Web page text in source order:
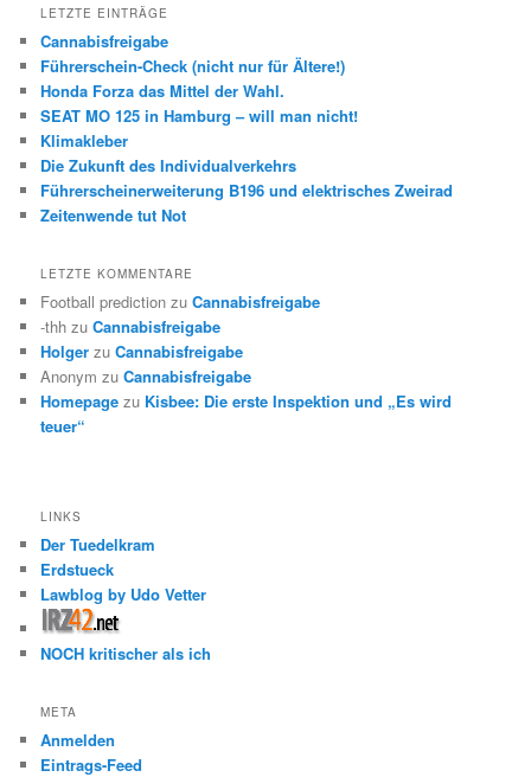
LETZTE EINTRÄGE
Cannabisfreigabe
Führerschein-Check (nicht nur für Ältere!)
Honda Forza das Mittel der Wahl.
SEAT MO 125 in Hamburg – will man nicht!
Klimakleber
Die Zukunft des Individualverkehrs
Führerscheinerweiterung B196 und elektrisches Zweirad
Zeitenwende tut Not
LETZTE KOMMENTARE
Football prediction zuCannabisfreigabe
-thh zuCannabisfreigabe
Holger zuCannabisfreigabe
Anonym zuCannabisfreigabe
Homepage zu Kisbee: Die erste Inspektion und „Es wird
teuer“
LINKS
Der Tuedelkram
Erdstueck
Lawblog by Udo Vetter
NOCH kritischer als ich
META
Anmelden
Eintrags-Feed